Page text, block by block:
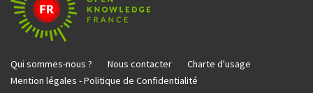
Qui sommes-nous ? Nous contacter
Charte d'usage
Mention légales - Politique de Confidentialité